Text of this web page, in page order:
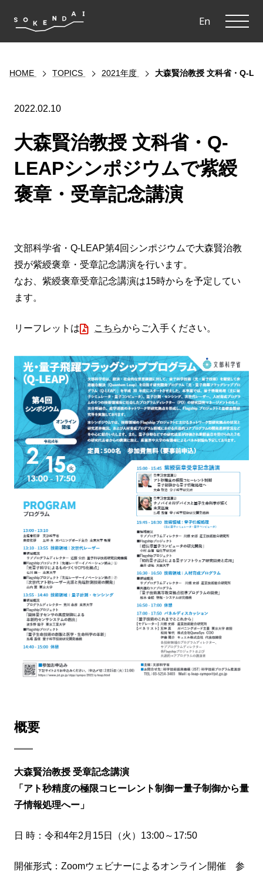
En
HOME TOPICS 2021年度 大森賢治教授 文科省・Q-
2022.02.10
大森賢治教授 文科省・Q-
LEAPシンポジウムで紫綬
褒章・受章記念講演
文部科学省・Q-LEAP第4回シンポジウムで大森賢治教
授が紫綬褒章・受章記念講演を行います。
なお、紫綬褒章受章記念講演は15時からを予定してい
ます。
リーフレットは こちらからご入手ください。
概要
大森賢治教授 受章記念講演
「アト秒精度の極限コヒーレント制御ー量子制御から量
子情報処理へー」
日 時：令和4年2月15日（火）13:00～17:50
開催形式：Zoomウェビナーによるオンライン開催 参